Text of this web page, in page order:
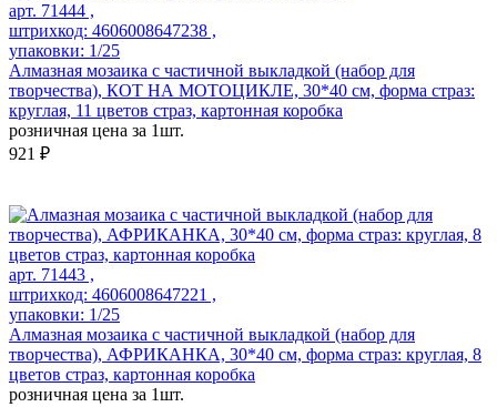
арт. 71444 ,
штрихкод: 4606008647238 ,
упаковки: 1/25
Алмазная мозаика с частичной выкладкой (набор для
творчества), КОТ НА МОТОЦИКЛЕ, 30*40 см, форма страз:
круглая, 11 цветов страз, картонная коробка
розничная цена за 1шт.
921 ₽
арт. 71443 ,
штрихкод: 4606008647221 ,
упаковки: 1/25
Алмазная мозаика с частичной выкладкой (набор для
творчества), АФРИКАНКА, 30*40 см, форма страз: круглая, 8
цветов страз, картонная коробка
розничная цена за 1шт.